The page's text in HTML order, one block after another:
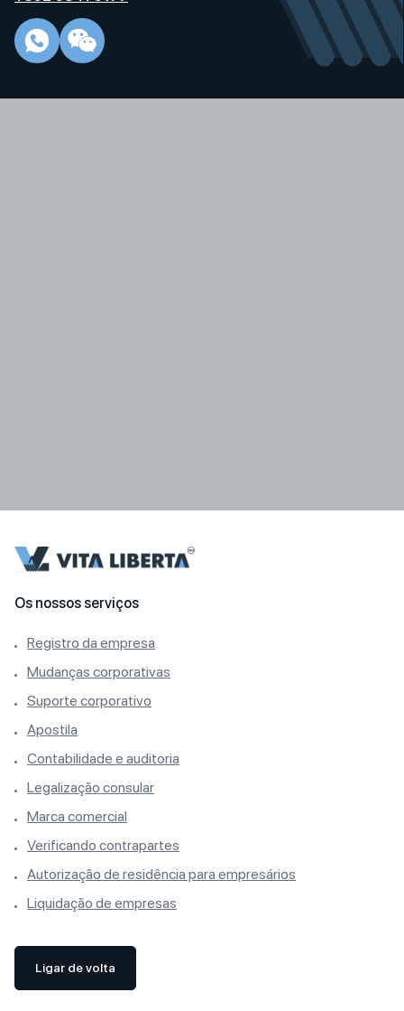
Os nossos serviços
Registro da empresa
Mudanças corporativas
Suporte corporativo
Apostila
Contabilidade e auditoria
Legalização consular
Marca comercial
Verificando contrapartes
Autorização de residência para empresários
Liquidação de empresas
Ligar de volta